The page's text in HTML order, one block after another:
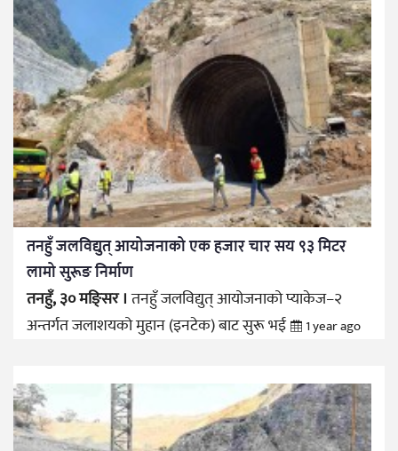
तनहुँ जलविद्युत् आयोजनाको एक हजार चार सय ९३ मिटर
लामो सुरूङ निर्माण
तनहुँ, ३० मङ्सिर ।तनहुँ जलविद्युत् आयोजनाको प्याकेज–२
अन्तर्गत जलाशयको मुहान (इनटेक) बाट सुरू भई
1 year ago